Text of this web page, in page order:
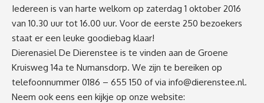
Iedereen is van harte welkom op zaterdag 1 oktober 2016
van 10.30 uur tot 16.00 uur. Voor de eerste 250 bezoekers
staat er een leuke goodiebag klaar!
Dierenasiel De Dierenstee is te vinden aan de Groene
Kruisweg 14a te Numansdorp. We zijn te bereiken op
telefoonnummer 0186 – 655 150 of via info@dierenstee.nl.
Neem ook eens een kijkje op onze website: